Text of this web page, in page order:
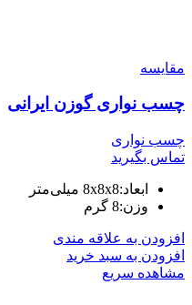
مقایسه
چسب نواری گوزن ایرانی
چسب نواری
تماس بگیرید
ابعاد:8x8x8 میلی‌متر
وزن:8 گرم
افزودن به علاقه مندی
افزودن به سبد خرید
مشاهده سریع